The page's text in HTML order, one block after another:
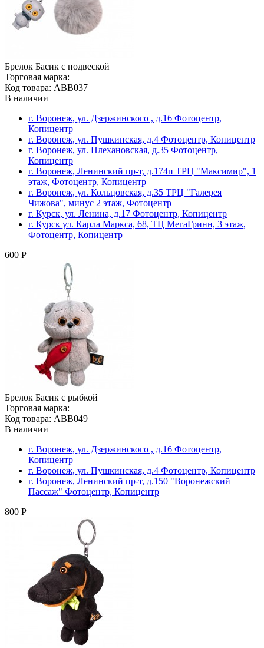
Брелок Басик с подвеской
Торговая марка:
Код товара: ABB037
В наличии
г. Воронеж, ул. Дзержинского , д.16 Фотоцентр,
Копицентр
г. Воронеж, ул. Пушкинская, д.4 Фотоцентр, Копицентр
г. Воронеж, ул. Плехановская, д.35 Фотоцентр,
Копицентр
г. Воронеж, Ленинский пр-т, д.174п ТРЦ "Максимир", 1
этаж, Фотоцентр, Копицентр
г. Воронеж, ул. Кольцовская, д.35 ТРЦ "Галерея
Чижова", минус 2 этаж, Фотоцентр
г. Курск, ул. Ленина, д.17 Фотоцентр, Копицентр
г. Курск ул. Карла Маркса, 68, ТЦ МегаГринн, 3 этаж,
Фотоцентр, Копицентр
600 Р
Брелок Басик с рыбкой
Торговая марка:
Код товара: ABB049
В наличии
г. Воронеж, ул. Дзержинского , д.16 Фотоцентр,
Копицентр
г. Воронеж, ул. Пушкинская, д.4 Фотоцентр, Копицентр
г. Воронеж, Ленинский пр-т, д.150 "Воронежский
Пассаж" Фотоцентр, Копицентр
800 Р